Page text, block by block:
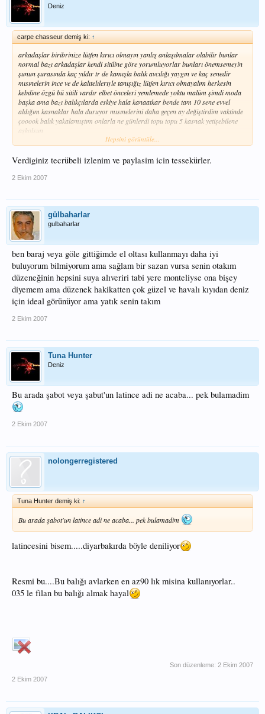
Deniz
carpe chasseur demiş ki: ↑
arkadaşlar biribrinize lütfen kırıcı olmayın yanlış anlaşılmalar olabilir bunlar
normal bazı arkadaşlar kendi sitiline göre yorumluyorlar bunları önemsemeyin
şunun şurasında kaç yıldır tr de kamışla balık avcılığı yaygın ve kaç senedir
mısınelerin ince ve de kalıtelılerıyle tanışığız lütfen kırıcı olmayalım herkesin
kebdine özgü bü sitili vardır elbet önceleri yemlemede yoktu malüm şimdi moda
başka ama bazı balıkçılarda eskiye hala kanaatkar bende tam 10 sene evvel
aldığım kasnaklar hala duruyor mısınelerini daha geçen ay değiştirdim vaktinde
çooook balık yakalamıştım onlarla ne günlerdi topu topu 5 kasnak yetişebilene
aşkolsun
ama şu varkı kamış gerçekten hüner bilgi tecrübe vede gittiğin avlağı iyi bilmek
demek sazann kolay balık değil emın olun o residekı vlakta 40-50 kıloluk dahı
sazanlar var canlı şahitler var uygunsuz avlanan tatlı su zıpkıncısı vatandaşlar
iyi akamalr
Hepsini görüntüle...
Verdiginiz tecrübeli izlenim ve paylasim icin tessekürler.
2 Ekim 2007
gülbaharlar
gulbaharlar
ben baraj veya göle gittiğimde el oltası kullanmayı daha iyi
buluyorum bilmiyorum ama sağlam bir sazan vursa senin otakım
düzeneğinin hepsini suya alıveriri tabi yere monteliyse ona bişey
diyemem ama düzenek hakikatten çok güzel ve havalı kıyıdan deniz
için ideal görünüyor ama yatık senin takım
2 Ekim 2007
Tuna Hunter
Deniz
Bu arada şabot veya şabut'un latince adi ne acaba... pek bulamadim
2 Ekim 2007
nolongerregistered
Tuna Hunter demiş ki: ↑
Bu arada şabot'un latince adi ne acaba... pek bulamadim
latincesini bisem.....diyarbakırda böyle deniliyor
Resmi bu....Bu balığı avlarken en az90 lık misina kullanıyorlar..
035 le filan bu balığı almak hayal
Son düzenleme: 2 Ekim 2007
2 Ekim 2007